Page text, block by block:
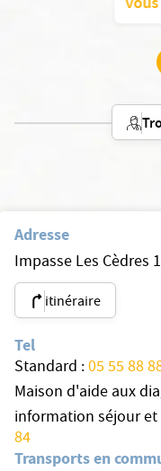
Adresse
Impasse Les Cèdres
itinéraire
Tel
Standard :05 55 88
Maison d'aide aux
information séjour
84
Transports en